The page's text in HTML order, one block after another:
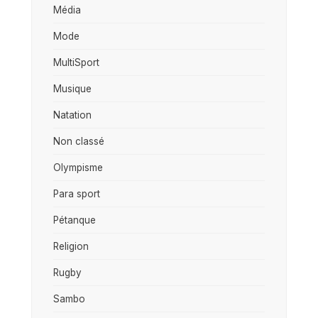
Média
Mode
MultiSport
Musique
Natation
Non classé
Olympisme
Para sport
Pétanque
Religion
Rugby
Sambo